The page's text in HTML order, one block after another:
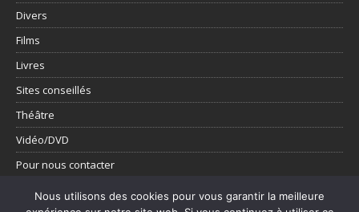
Divers
Films
Livres
Sites conseillés
Théâtre
Vidéo/DVD
Pour nous contacter
Présentation
Nous utilisons des cookies pour vous garantir la meilleure